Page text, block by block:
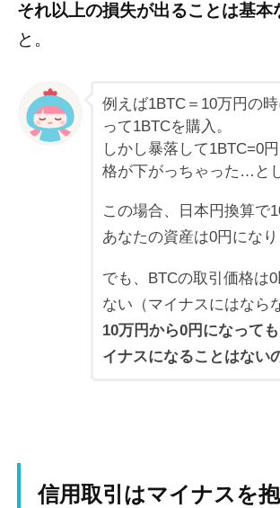
それ以上の損失が出ることは基本
と。
例えば1BTC＝10万円の
って1BTCを購入。
しかし暴落して1BTC=0
格が下がっちゃった…と
この場合、日本円換算で
あなたの資産は0円になり
でも、BTCの取引価格は
ない（マイナスにはなら
10万円から0円になって
イナスになることはない
信用取引はマイナスを